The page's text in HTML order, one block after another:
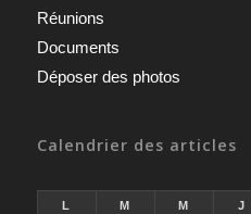
Réunions
Documents
Déposer des photos
Calendrier des articles
L M M J